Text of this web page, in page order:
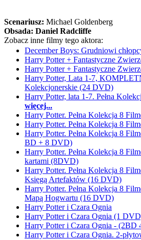
Scenariusz: Michael Goldenberg
Obsada: Daniel Radcliffe
Zobacz inne filmy tego aktora:
December Boys: Grudniowi
Harry Potter + Fantastyczne
Harry Potter + Fantastyczne
Harry Potter, Lata 1-7,
Kolekcjonerskie (24 DVD)
Harry Potter, lata 1-7. Pełna
więcej...
Harry Potter. Pełna Kolekcja 8
Harry Potter. Pełna Kolekcja 8
Harry Potter. Pełna Kolekcja 8
BD + 8 DVD)
Harry Potter. Pełna Kolekcja 8
kartami (8DVD)
Harry Potter. Pełna Kolekcja 8
Księgą Artefaktów (16 DVD)
Harry Potter. Pełna Kolekcja 8
Mapą Hogwartu (16 DVD)
Harry Potter i Czara Ognia
Harry Potter i Czara Ognia (1
Harry Potter i Czara Ognia - (2BD
Harry Potter i Czara Ognia. 2-